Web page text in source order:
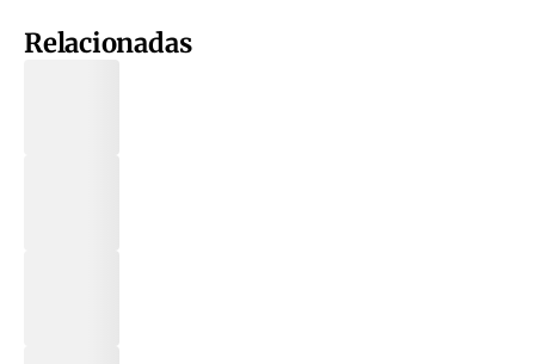
Relacionadas